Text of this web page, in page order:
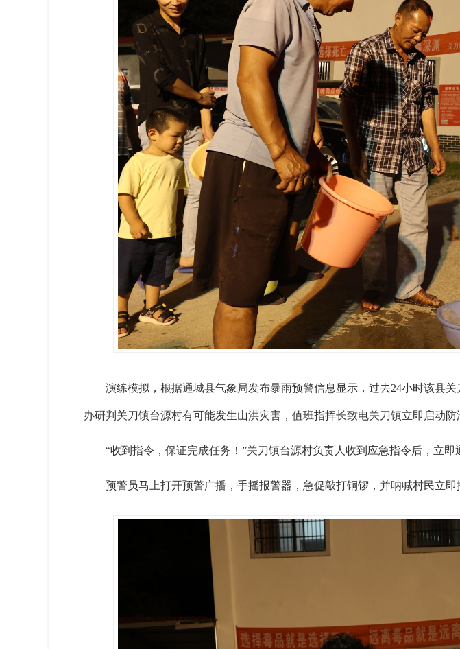
演练模拟，根据通城县气象 局发布暴雨预警信息显示，过去24小时该县
办研判关刀镇台源村有可能发生山洪灾害，值班指挥长致电关刀镇立即启动
“收到指令，保证完成任务！”关刀镇台源村负责人收到应急指令后，立即
预警员马上打开预警广播，手摇报警器，急促敲打铜锣，并呐喊村民立即